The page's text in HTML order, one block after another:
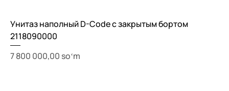
Унитаз наполный D-Code с закрытым бортом
2118090000
Price
7 800 000,00 soʻm